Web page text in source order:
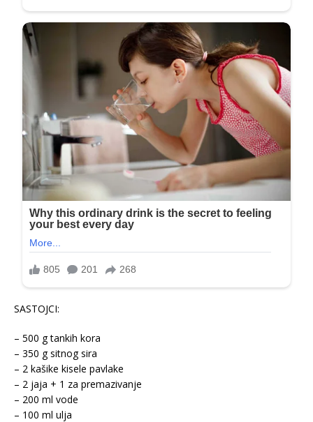
SASTOJCI:
– 500 g tankih kora
– 350 g sitnog sira
– 2 kašike kisele pavlake
– 2 jaja + 1 za premazivanje
– 200 ml vode
– 100 ml ulja